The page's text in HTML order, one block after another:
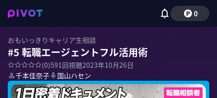
0
おもいっきりキャリア生相談
#5 転職エージェントフル活用術
(0)591回視聴2023年10月26日
千本佳奈子
国山ハセン